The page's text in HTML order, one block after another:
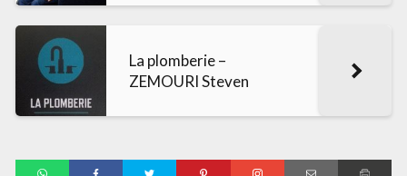
La plomberie –
ZEMOURI Steven